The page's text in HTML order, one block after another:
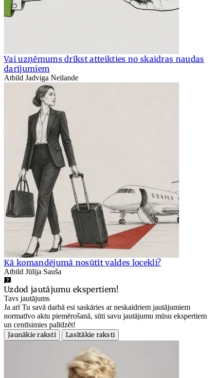
Vai uzņēmums drīkst atteikties no skaidras naudas
darījumiem
Atbild Jadviga Neilande
Kā komandējumā nosūtīt valdes locekli?
Atbild Jūlija Sauša
Uzdod jautājumu ekspertiem!
Tavs jautājums
Ja arī Tu savā darbā esi saskāries ar neskaidriem jautājumiem
normatīvo aktu piemērošanā, sūti savu jautājumu mūsu ekspertiem
un centīsimies palīdzēt!
Jaunākie raksti
Lasītākie raksti